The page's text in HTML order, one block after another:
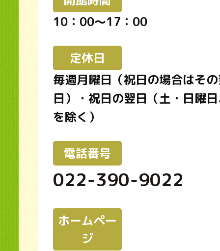
10：00～17：00
定休日
毎週月曜日（祝日の場合はそ
日）・祝日の翌日（土・日曜
を除く）
電話番号
022-390-9022
ホームペー
ジ